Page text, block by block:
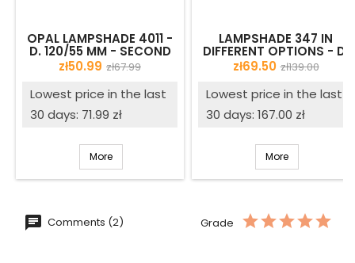
OPAL LAMPSHADE 4011 -
D. 120/55 MM - SECOND
QUALITY
Price
zł50.99 Regular
price
zł67.99
Lowest price in the last
30 days: 71.99 zł
More
LAMPSHADE 347 IN
DIFFERENT OPTIONS - D.
300/58 MM - SECOND
QUALITY
Price
zł69.50 Regular
price
zł139.00
Lowest price in the last
30 days: 167.00 zł
More
Comments (2) Grade